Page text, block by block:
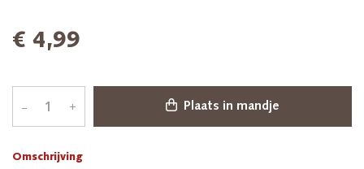
Omschrijving
€ 4,99
– + Plaats in mandje